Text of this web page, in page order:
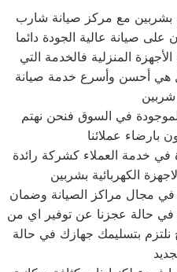
بشربين مع مركز صيانة شارب
صيانة عالية الجودة دائما
المنزلية فالخدمة التي
هي أحسن وأسرع خدمة صيانة
في السوق فنحن نهتم
بارضاء عملائنا
في خدمة العملاء كشركة رائدة
الكهربائية بشربين
مجال مراكز الصيانة وضمان
حالة عجزنا عن توفير اي من
نلتزم بتسليمك جهازك في حالة